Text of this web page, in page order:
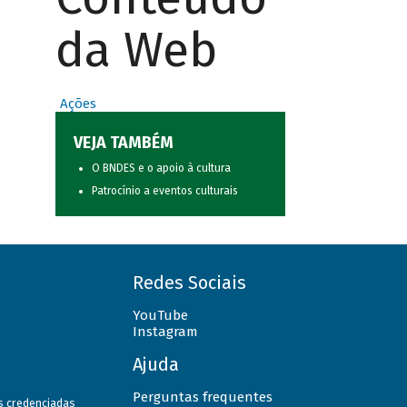
da Web
Ações
VEJA TAMBÉM
O BNDES e o apoio à cultura
Patrocínio a eventos culturais
credenciadas
Redes Sociais
YouTube
Instagram
Ajuda
Perguntas frequentes